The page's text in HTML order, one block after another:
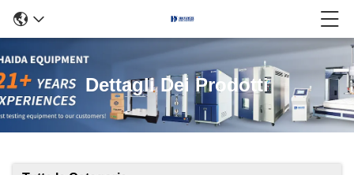
Dettagli Dei Prodotti